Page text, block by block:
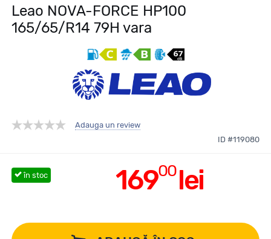
Leao NOVA-FORCE HP100
165/65/R14 79H vara
Adauga un review
ID #119080
16900lei
în stoc